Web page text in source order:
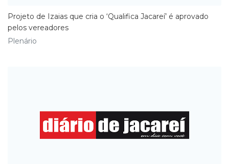
Projeto de Izaias que cria o ‘Qualifica Jacareí’ é aprovado
pelos vereadores
Plenário